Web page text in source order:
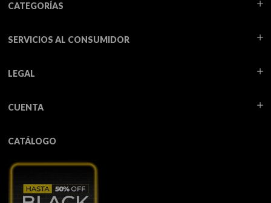
CATEGORÍAS
SERVICIOS AL CONSUMIDOR
LEGAL
CUENTA
CATÁLOGO